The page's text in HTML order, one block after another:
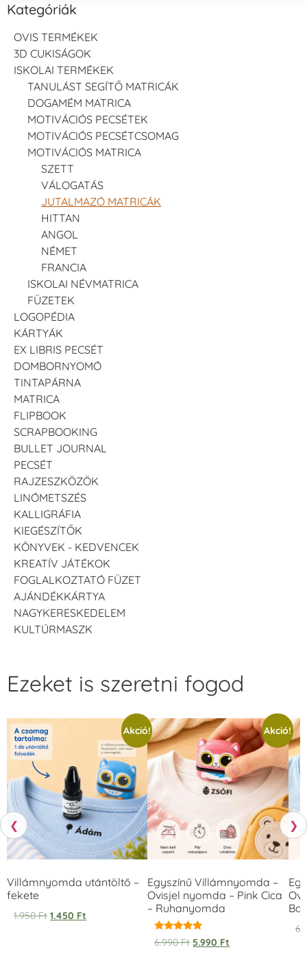
Kategóriák
OVIS TERMÉKEK
3D CUKISÁGOK
ISKOLAI TERMÉKEK
TANULÁST SEGÍTŐ MATRICÁK
DOGAMÉM MATRICA
MOTIVÁCIÓS PECSÉTEK
MOTIVÁCIÓS PECSÉTCSOMAG
MOTIVÁCIÓS MATRICA
SZETT
VÁLOGATÁS
JUTALMAZÓ MATRICÁK
HITTAN
ANGOL
NÉMET
FRANCIA
ISKOLAI NÉVMATRICA
FÜZETEK
LOGOPÉDIA
KÁRTYÁK
EX LIBRIS PECSÉT
DOMBORNYOMÓ
TINTAPÁRNA
MATRICA
FLIPBOOK
SCRAPBOOKING
BULLET JOURNAL
PECSÉT
RAJZESZKÖZÖK
LINÓMETSZÉS
KALLIGRÁFIA
KIEGÉSZÍTŐK
KÖNYVEK - KEDVENCEK
KREATÍV JÁTÉKOK
FOGLALKOZTATÓ FÜZET
AJÁNDÉKKÁRTYA
NAGYKERESKEDELEM
KULTÚRMASZK
❮
Ezeket is szeretni fogod
Akció!
Villámnyomda utántöltő –
fekete
1.950Ft 1.450 Ft
Akció!
Egyszínű Villámnyomda –
Ovisjel nyomda – Pink Cica
– Ruhanyomda
Értékelés:
5.00
6.990Ft 5.990 Ft
❯